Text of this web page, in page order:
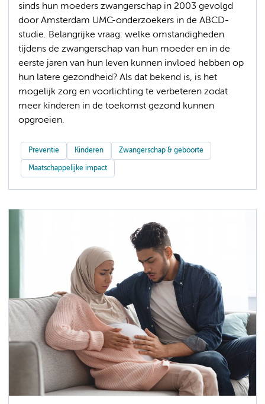
sinds hun moeders zwangerschap in 2003 gevolgd
door Amsterdam UMC-onderzoekers in de ABCD-
studie. Belangrijke vraag: welke omstandigheden
tijdens de zwangerschap van hun moeder en in de
eerste jaren van hun leven kunnen invloed hebben op
hun latere gezondheid? Als dat bekend is, is het
mogelijk zorg en voorlichting te verbeteren zodat
meer kinderen in de toekomst gezond kunnen
opgroeien.
Preventie Kinderen Zwangerschap & geboorte
Maatschappelijke impact